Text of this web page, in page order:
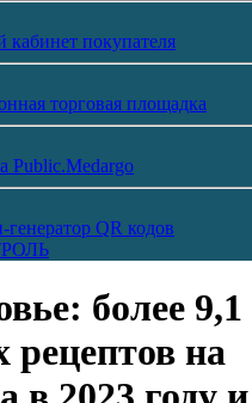
покупателя
торговая площадка
Public.Medargo
QR кодов
более
рецептов на